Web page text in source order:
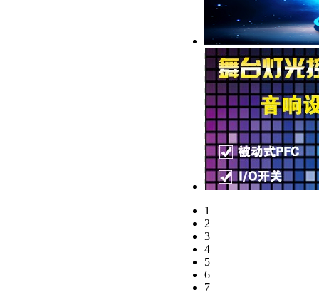
1
2
3
4
5
6
7